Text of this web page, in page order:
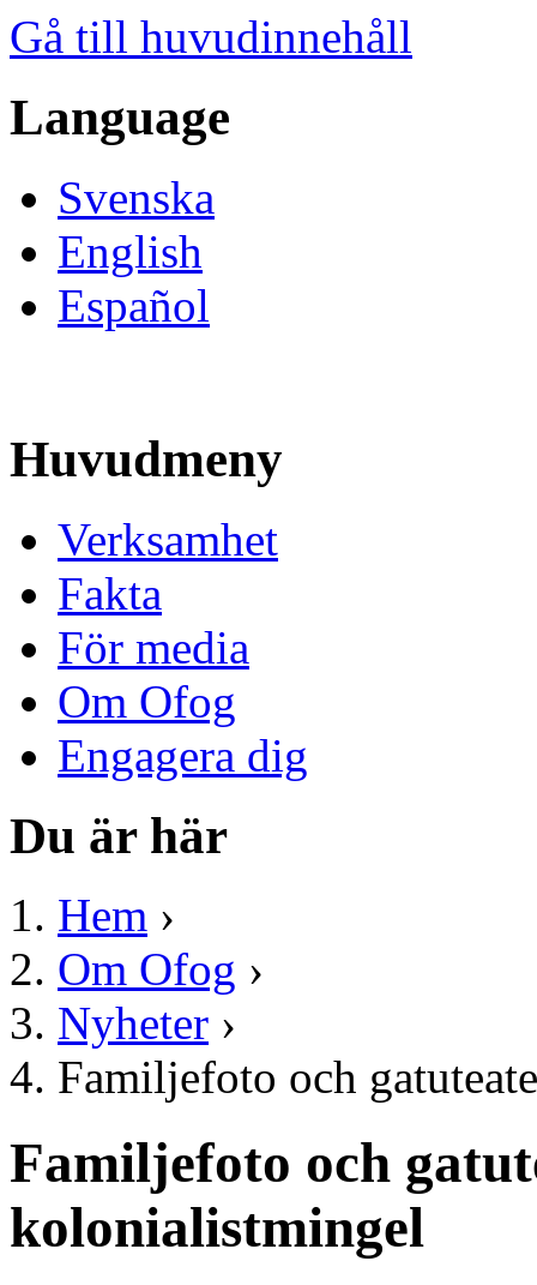
Gå till huvudinnehåll
Language
Svenska
English
Español
Huvudmeny
Verksamhet
Fakta
För media
Om Ofog
Engagera dig
Du är här
Hem ›
Om Ofog ›
Nyheter ›
Familjefoto och
Familjefoto och
kolonialistmingel